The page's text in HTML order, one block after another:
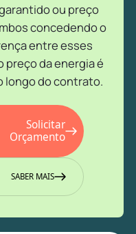
ou preço
concedendo o
entre esses
preço da energia é
longo do contrato.
Solicitar
Orçamento
SABER MAIS